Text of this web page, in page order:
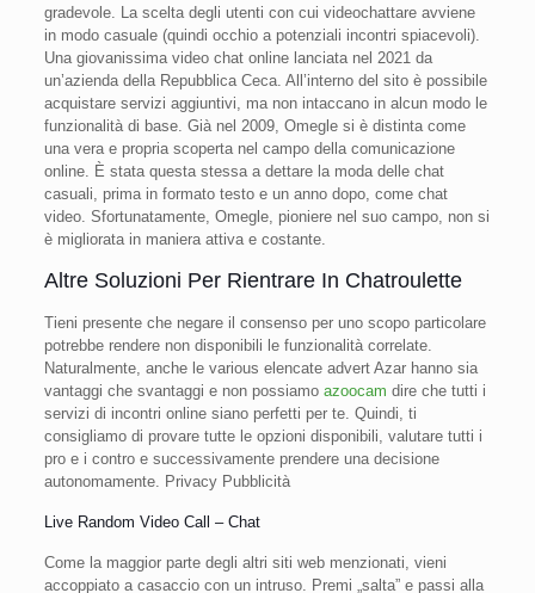
gradevole. La scelta degli utenti con cui videochattare avviene
in modo casuale (quindi occhio a potenziali incontri spiacevoli).
Una giovanissima video chat online lanciata nel 2021 da
un’azienda della Repubblica Ceca. All’interno del sito è possibile
acquistare servizi aggiuntivi, ma non intaccano in alcun modo le
funzionalità di base. Già nel 2009, Omegle si è distinta come
una vera e propria scoperta nel campo della comunicazione
online. È stata questa stessa a dettare la moda delle chat
casuali, prima in formato testo e un anno dopo, come chat
video. Sfortunatamente, Omegle, pioniere nel suo campo, non si
è migliorata in maniera attiva e costante.
Altre Soluzioni Per Rientrare In Chatroulette
Tieni presente che negare il consenso per uno scopo particolare
potrebbe rendere non disponibili le funzionalità correlate.
Naturalmente, anche le various elencate advert Azar hanno sia
vantaggi che svantaggi e non possiamo azoocam dire che tutti i
servizi di incontri online siano perfetti per te. Quindi, ti
consigliamo di provare tutte le opzioni disponibili, valutare tutti i
pro e i contro e successivamente prendere una decisione
autonomamente. Privacy Pubblicità
Live Random Video Call – Chat
Come la maggior parte degli altri siti web menzionati, vieni
accoppiato a casaccio con un intruso. Premi „salta” e passi alla